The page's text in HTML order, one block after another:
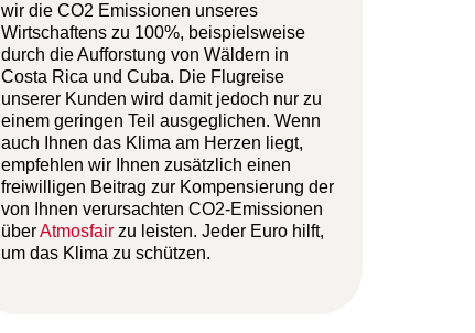
wir die CO2 Emissionen unseres
Wirtschaftens zu 100%, beispielsweise
durch die Aufforstung von Wäldern in
Costa Rica und Cuba. Die Flugreise
unserer Kunden wird damit jedoch nur zu
einem geringen Teil ausgeglichen. Wenn
auch Ihnen das Klima am Herzen liegt,
empfehlen wir Ihnen zusätzlich einen
freiwilligen Beitrag zur Kompensierung der
von Ihnen verursachten CO2-Emissionen
überAtmosfair zu leisten. Jeder Euro hilft,
um das Klima zu schützen.